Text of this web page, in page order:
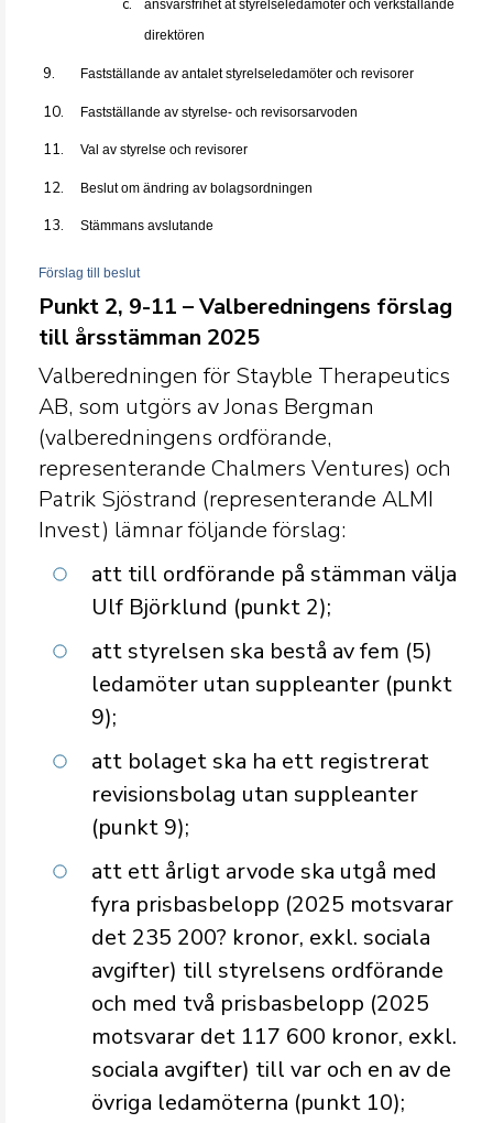
ansvarsfrihet åt styrelseledamöter och verkställande
direktören
Fastställande av antalet styrelseledamöter och revisorer
Fastställande av styrelse- och revisorsarvoden
Val av styrelse och revisorer
Beslut om ändring av bolagsordningen
Stämmans avslutande
Förslag till beslut
Punkt 2, 9-11 – Valberedningens förslag
till årsstämman 2025
Valberedningen för Stayble Therapeutics
AB, som utgörs av Jonas Bergman
(valberedningens ordförande,
representerande Chalmers Ventures) och
Patrik Sjöstrand (representerande ALMI
Invest) lämnar följande förslag:
att till ordförande på stämman välja
Ulf Björklund (punkt 2);
att styrelsen ska bestå av fem (5)
ledamöter utan suppleanter (punkt
9);
att bolaget ska ha ett registrerat
revisionsbolag utan suppleanter
(punkt 9);
att ett årligt arvode ska utgå med
fyra prisbasbelopp (2025 motsvarar
det 235 200? kronor, exkl. sociala
avgifter) till styrelsens ordförande
och med två prisbasbelopp (2025
motsvarar det 117 600 kronor, exkl.
sociala avgifter) till var och en av de
övriga ledamöterna (punkt 10);